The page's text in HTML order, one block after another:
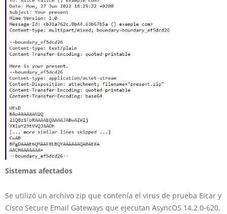
Sistemas afectados
Se utilizó un archivo zip que contenía el virus de prueba Eicar y
Cisco Secure Email Gateways que ejecutan AsyncOS 14.2.0-620,